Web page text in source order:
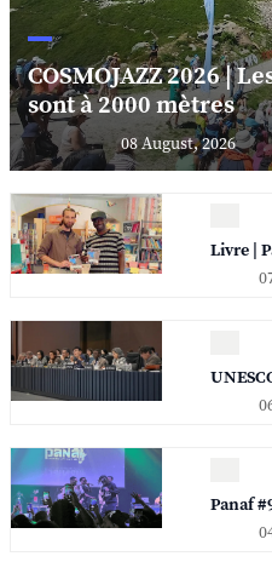
COSMOJAZZ 2026 |
sont à 2000 mètres
08 August, 2026
Livre |
Panaf